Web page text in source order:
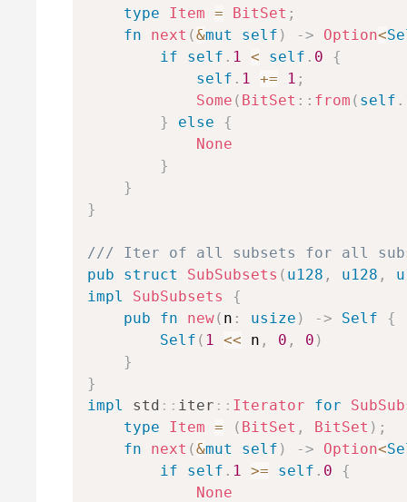
type Item = BitSet ;
fn
next (&mut self ) -> Option<
if
self . 1 < self . 0
{
self . 1 += 1 ;
Some ( BitSet :: from ( self .
}
else
{
None
}
}
}
/// Iter of all subsets for all
pub
struct SubSubsets ( u128 , u128 ,
impl
SubSubsets
{
pub
fn new( n : usize ) -> Self
{
Self ( 1 << n , 0 , 0 )
}
}
impl
std :: iter :: Iterator for
type
Item = ( BitSet , BitSet ) ;
fn
next (&mut self ) -> Option<
if
self . 1 >= self . 0
{
None